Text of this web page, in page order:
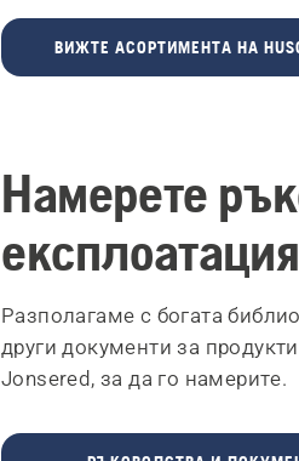
ВИЖТЕ АСОРТИМЕНТА НА
Намерете
Разполагаме с богата
други документи за
Jonsered, за да го намерите.